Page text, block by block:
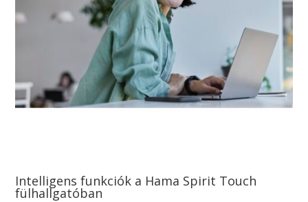
Intelligens funkciók a Hama Spirit Touch
fülhallgatóban